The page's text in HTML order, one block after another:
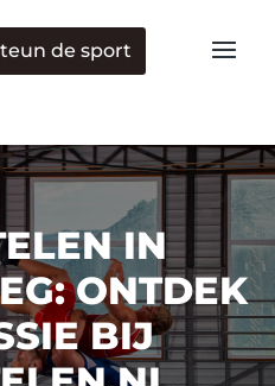
de sport
IN
ONTDEK
BIJ